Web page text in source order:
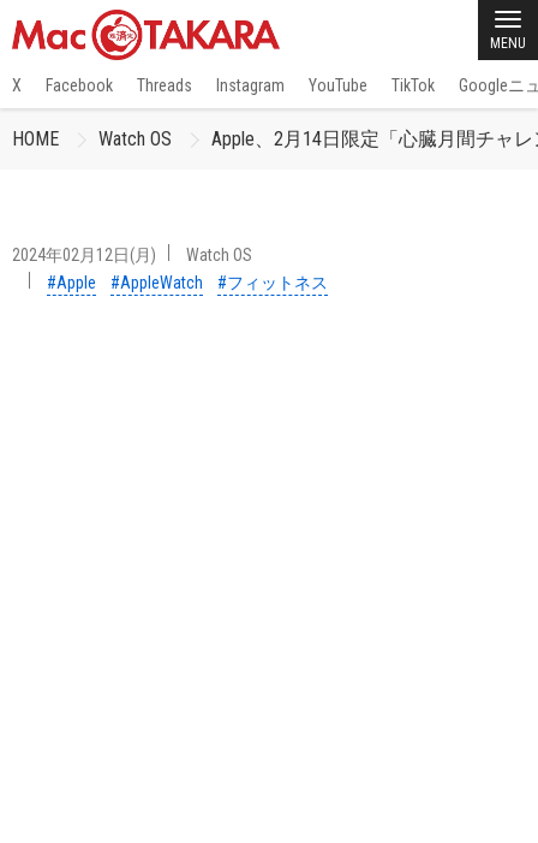
MENU
X Facebook Threads Instagram YouTube TikTok Googleニ
HOME Watch OS Apple、2月14日限定「心臓月間チャ
2024年02月12日(月)
Watch OS
#Apple
#AppleWatch #フィットネス